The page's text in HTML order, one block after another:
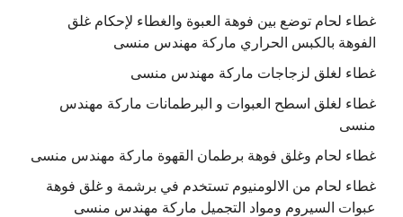
غطاء لحام توضع بين فوهة العبوة والغطاء لإحكام غلق
الفوهة بالكبس الحراري ماركة مهندس منسى
غطاء لغلق لزجاجات ماركة مهندس منسى
غطاء لغلق اسطح العبوات و البرطمانات ماركة مهندس
منسى
غطاء لحام وغلق فوهة برطمان القهوة ماركة مهندس منسى
غطاء لحام من الالومنيوم تستخدم في برشمة و غلق فوهة
عبوات السيروم ومواد التجميل ماركة مهندس منسى